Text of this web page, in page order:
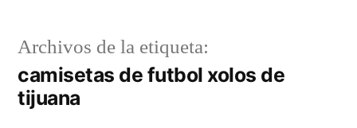
Archivos de la etiqueta:
camisetas de futbol xolos de
tijuana